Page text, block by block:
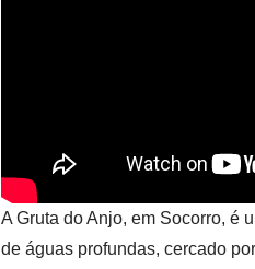
A Gruta do Anjo, em Socorro, é
de águas profundas, cercado